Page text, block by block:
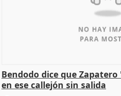
Bendodo dice que
en ese callejón sin salida